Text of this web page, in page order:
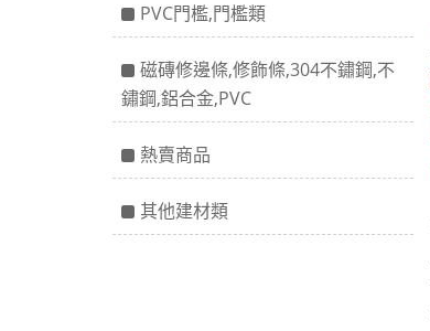
PVC門檻,門檻類
磁磚修邊條,修飾條,304不鏽鋼,不
鏽鋼,鋁合金,PVC
熱賣商品
其他建材類